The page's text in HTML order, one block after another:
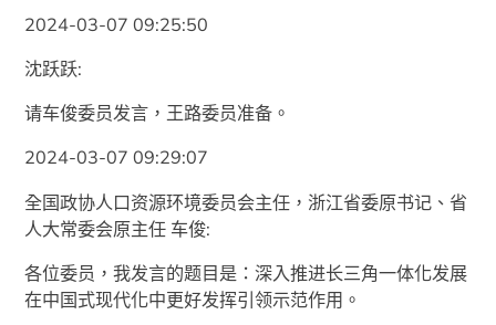
2024-03-07 09:25:50
沈跃跃:
请车俊委员发言，王路委员准备。
2024-03-07 09:29:07
全国政协人口资源环境委员会主任，浙江省委原书记、省
人大常委会原主任 车俊:
各位委员，我发言的题目是：深入推进长三角一体化发展
在中国式现代化中更好发挥引领示范作用。